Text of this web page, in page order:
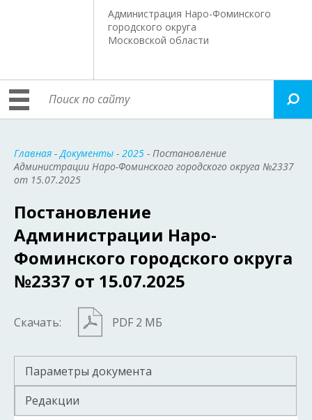
Администрация Наро-Фоминского
городского округа
Московской области
Главная -Документы - 2025 - Постановление
Администрации Наро-Фоминского городского округа №2337
от 15.07.2025
Постановление
Администрации Наро-
Фоминского городского округа
№2337 от 15.07.2025
Скачать: PDF 2 МБ
Параметры документа
Редакции